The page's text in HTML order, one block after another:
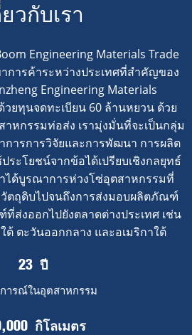
ยวกับเรา
Engineering Materials Trade
การค้าระหว่างประเทศที่สำคัญของ
Engineering Materials
วยทุนจดทะเบียน 60 ล้านหยวน ด้วย
หกรรมท่อส่ง เรามุ่งมั่นที่จะเป็นกลุ่ม
ารการวิจัยและการพัฒนา การผลิต
ระโยชน์จากข้อได้เปรียบเชิงกลยุทธ์
ได้บูรณาการห่วงโซ่อุตสาหกรรมที่
ตถุดิบไปจนถึงการส่งมอบผลิตภัณฑ์
ส่งออกไปยังตลาดต่างประเทศ เช่น
ต้ ตะวันออกกลาง และอเมริกาใต้
23 ปี
ารณ์ในอุตสาหกรรม
กิโลเมตร